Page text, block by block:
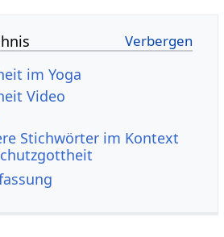
im Yoga
Video
Stichwörter im Kontext